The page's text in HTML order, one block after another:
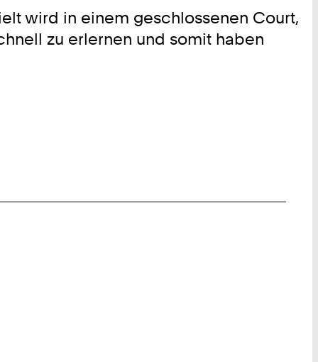
wird in einem geschlossenen Court,
zu erlernen und somit haben